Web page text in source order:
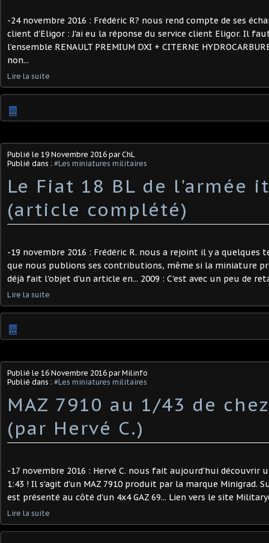
-24 novembre 2016 : Frédéric R? nous rend compte de ses
client d'Eligor : J'ai eu la réponse du service client Eligor. Il
l’ensemble RENAULT PREMIUM DXI + CITERNE
non...
Lire la suite
…
Publié le 19 Novembre 2016 par ChL
Publié dans : #Les miniatures militaires
Le Fiat 18 BL de l'armée
(article complété)
-19 novembre 2016 : Frédéric R. nous a rejoint il y a quelques
que nous publions ses contributions, même si la miniature
déjà fait l'objet d'un article en... 2009 : C'est avec un peu de
Lire la suite
…
Publié le 16 Novembre 2016 par Milinfo
Publié dans : #Les miniatures militaires
MAZ 7910 au 1/43 de
(par Hervé C.)
-17 novembre 2016 : Hervé C. nous fait aujourd'hui découvrir
1:43 ! Il s'agit d'un MAZ 7910 produit par la marque Minigrad.
est présenté au côté d'un 4x4 GAZ 69... Lien vers le site
Lire la suite